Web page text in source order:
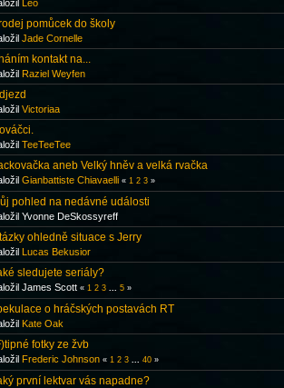
Leo
pomůcek do školy
Jade Cornelle
kontakt na...
Raziel Weyfen
Victoriaa
TeeTeeTee
aneb Velký hněv a velká rvačka
Gianbattiste Chiavaelli « 1 2 3 »
pohled na nedávné události
Yvonne DeSkossyreff
ohledně situace s Jerry
Lucas Bekusior
sledujete seriály?
James Scott « 1 2 3 5 »
o hráčských postavách RT
Kate Oak
fotky ze žvb
Frederic Johnson « 1 2 3 40 »
první lektvar vás napadne?